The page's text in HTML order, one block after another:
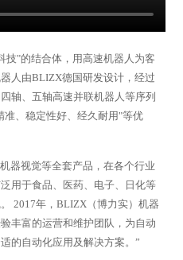
技"的结合体，用高速机器人为客
人由BLIZX德国研发设计，经过
轴、五轴高速并联机器人等序列
准、稳定性好、经久耐用"等优
器视觉等全套产品，在各个行业
用于食品、医药、电子、日化等
2017年，BLIZX（博力实）机器
丰富的运营和维护团队，为自动
的自动化应用及解决方案。”